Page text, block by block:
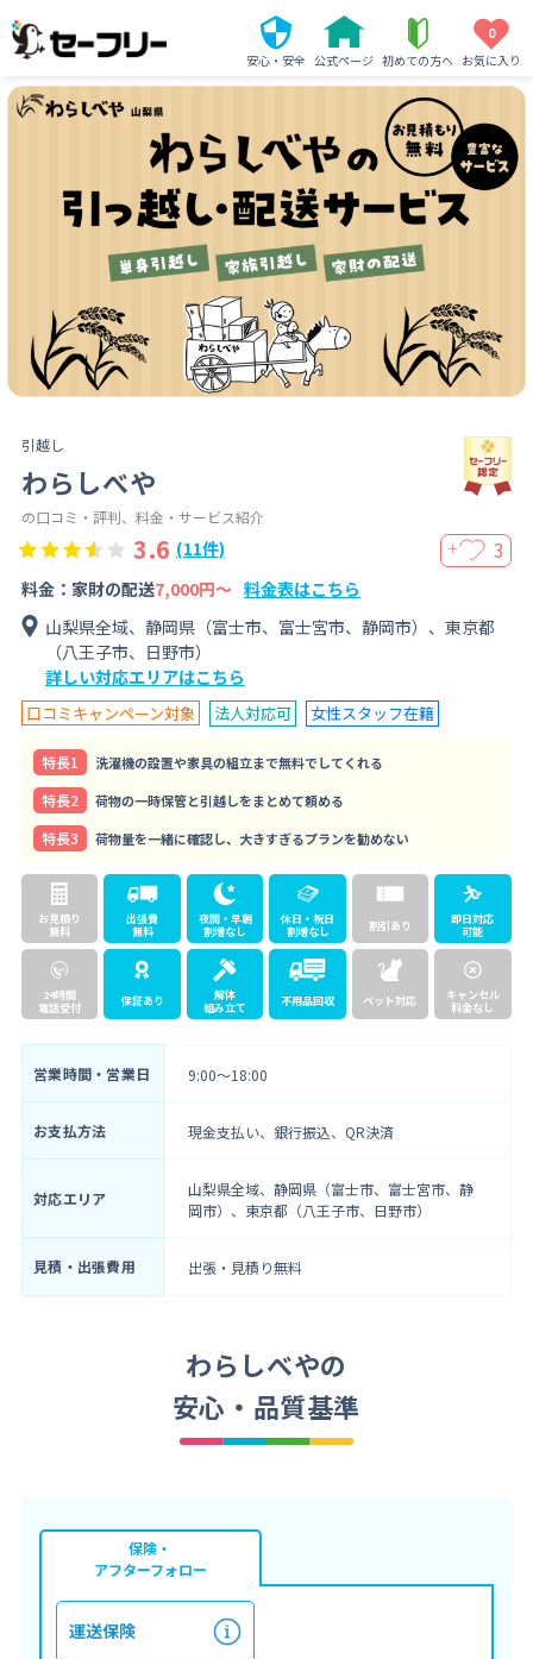
安心・安全 公式ページ 初めての方へ
0
お気に入り
引越し
わらしべや
の口コミ・評判、料金・サービス紹介
3.6 (11件) ＋ 3
料金：家財の配送7,000円〜 料金表はこちら
山梨県全域、静岡県（富士市、富士宮市、静岡市）、東京都
（八王子市、日野市）
詳しい対応エリアはこちら
口コミキャンペーン対象 法人対応可 女性スタッフ在籍
特⻑1 洗濯機の設置や家具の組立まで無料でしてくれる
特⻑2 荷物の一時保管と引越しをまとめて頼める
特⻑3 荷物量を一緒に確認し、大きすぎるプランを勧めない
お見積り
無料
出張費
無料
夜間・早朝
割増なし
休日・祝日
割増なし
割引あり
即日対応
可能
24時間
電話受付
保証あり
解体
組み立て
不用品回収 ペット対応
キャンセル
料金なし
営業時間・営業日 9:00～18:00
お支払方法 現金支払い、銀行振込、QR決済
対応エリア
山梨県全域、静岡県（富士市、富士宮市、静
岡市）、東京都（八王子市、日野市）
見積・出張費用 出張・見積り無料
わらしべやの
安心・品質基準
保険・
アフターフォロー
運送保険